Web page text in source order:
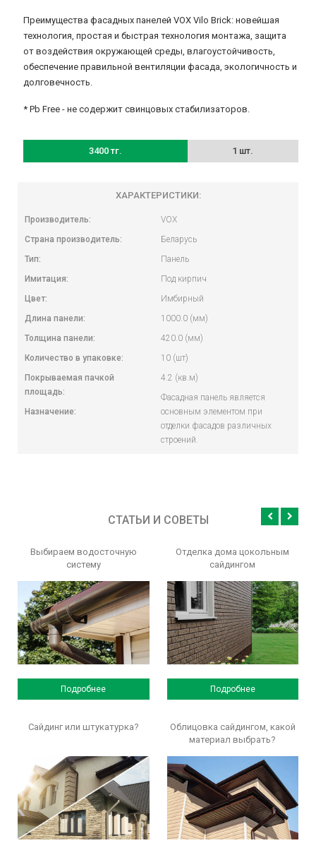
Преимущества фасадных панелей VOX Vilo Brick: новейшая
технология, простая и быстрая технология монтажа, защита
от воздействия окружающей среды, влагоустойчивость,
обеспечение правильной вентиляции фасада, экологичность и
долговечность.
* Pb Free - не содержит свинцовых стабилизаторов.
3400 тг. 1 шт.
ХАРАКТЕРИСТИКИ:
Производитель:
Страна производитель:
Тип:
Имитация:
Цвет:
VOX
Беларусь
Панель
Под кирпич
Имбирный
Длина панели:
Толщина панели:
Количество в упаковке:
Покрываемая пачкой
площадь:
Назначение:
1000.0 (мм)
420.0 (мм)
10 (шт)
4.2 (кв.м)
Фасадная панель является
основным элементом при
отделки фасадов различных
строений.
СТАТЬИ И СОВЕТЫ
Выбираем водосточную
систему
Подробнее
Отделка дома цокольным
сайдингом
Подробнее
Сайдинг или штукатурка?
Облицовка сайдингом, какой
материал выбрать?